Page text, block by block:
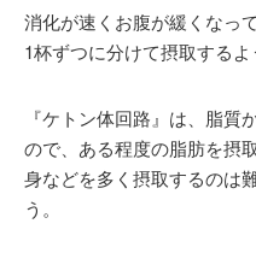
消化が速くお腹が緩くなっ
1杯ずつに分けて摂取するよ
『ケトン体回路』は、脂
ので、ある程度の脂肪を摂
身などを多く摂取するのは
う。